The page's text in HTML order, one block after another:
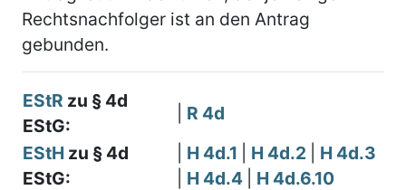
Rechtsnachfolger ist an den Antrag
gebunden.
EStR zu § 4d
EStG:
R 4d
EStH zu § 4d
EStG:
H 4d.1 H 4d.2
H 4d.3
H 4d.4
H 4d.6.10